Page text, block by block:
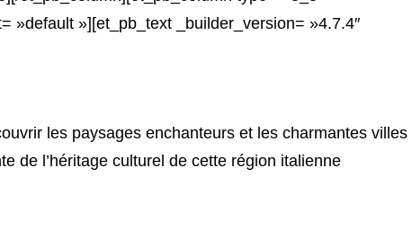
»default »][et_pb_text _builder_version= »4.7.4″
les paysages enchanteurs et les charmantes villes
de l’héritage culturel de cette région italienne